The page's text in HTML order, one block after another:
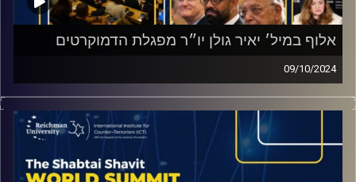
אלוף במיל׳ יאיר גולן יו״ר מפגלת הדמוקרטים
09/10/2024
שוחחנו עם יאיר גולן על האיום ארוך הטווח על מדינת ישראל
מכל החזיתות, ומה המדיניות הישראלית שהוא ממליץ לפתרון
קרדיט תמונות:ICT